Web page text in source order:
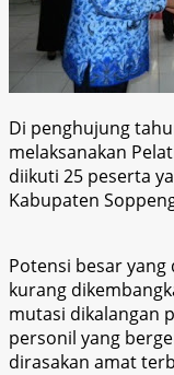
Di penghujung
melaksanakan
diikuti 25 peserta
Kabupaten
Potensi besar yang
kurang
mutasi dikalangan
personil yang
dirasakan amat